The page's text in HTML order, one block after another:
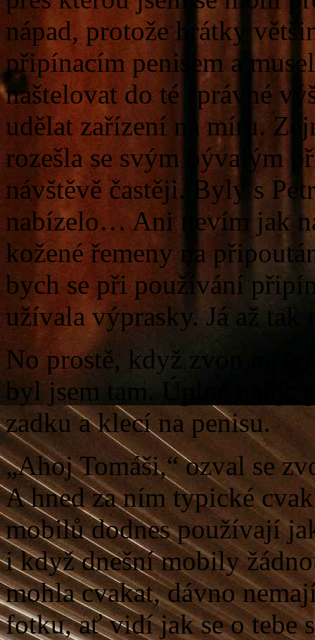
nápad, protože hrátky
připínacím penisem a
naštelovat do té správné
udělat zařízení na míru.
rozešla se svým bývalým
návštěvě častěji. Byly s
nabízelo… Ani nevím jak
kožené řemeny na
bych se při používání
užívala výprasky. Já až
No prostě, když zvon na
byl jsem tam. Úplně nahý,
zadku a klecí na penisu.
„Ahoj Tomáši,“ ozval se
A hned za ním typické
mobilů dodnes používají
i když dnešní mobily
mohla cvakat, dávno
fotku, ať vidí jak se o tebe